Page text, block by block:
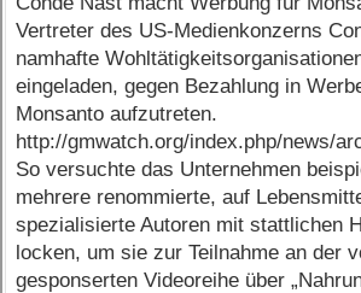
Vertreter des US-Medienkonzerns
namhafte
eingeladen, gegen Bezahlung in
Monsanto aufzutreten.
http://gmwatch.org/index.php/news/
So versuchte das Unternehmen
mehrere renommierte, auf
spezialisierte Autoren mit stattlichen
locken, um sie zur Teilnahme an der
gesponserten Videoreihe über